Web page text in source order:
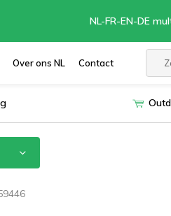
Over ons NL Contact
NL-FR-EN-DE